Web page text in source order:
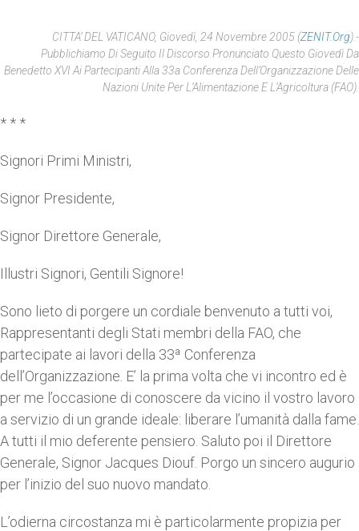
CITTA’ DEL VATICANO, Giovedì, 24 Novembre 2005 (ZENIT.org).-
Pubblichiamo Di Seguito Il Discorso Pronunciato Questo Giovedì Da
Benedetto XVI Ai Partecipanti Alla 33a Conferenza Dell’Organizzazione Delle
Nazioni Unite Per L’Alimentazione E L’Agricoltura (FAO).
* * *
Signori Primi Ministri,
Signor Presidente,
Signor Direttore Generale,
Illustri Signori, Gentili Signore!
Sono lieto di porgere un cordiale benvenuto a tutti voi,
Rappresentanti degli Stati membri della FAO, che
partecipate ai lavori della 33ª Conferenza
dell’Organizzazione. E’ la prima volta che vi incontro ed è
per me l’occasione di conoscere da vicino il vostro lavoro
a servizio di un grande ideale: liberare l’umanità dalla fame.
A tutti il mio deferente pensiero. Saluto poi il Direttore
Generale, Signor Jacques Diouf. Porgo un sincero augurio
per l’inizio del suo nuovo mandato.
L’odierna circostanza mi è particolarmente propizia per